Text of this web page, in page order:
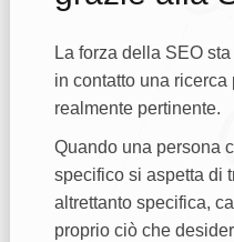
La forza della SEO
in contatto una
realmente pertinente.
Quando una persona
specifico si aspetta di
altrettanto specifica,
proprio ciò che